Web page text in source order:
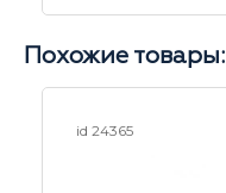
Похожие товары:
id 24365